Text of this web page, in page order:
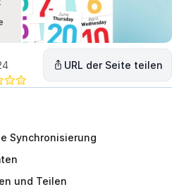
URL der Seite teilen
Synchronisierung
und Teilen